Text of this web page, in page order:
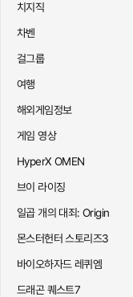
치지직
차벤
걸그룹
여행
해외게임정보
게임 영상
HyperX OMEN
브이 라이징
일곱 개의 대죄: Origin
몬스터헌터 스토리즈3
바이오하자드 레퀴엠
드래곤 퀘스트7